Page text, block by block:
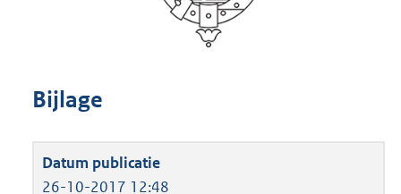
Bijlage
26-10-2017 12:48